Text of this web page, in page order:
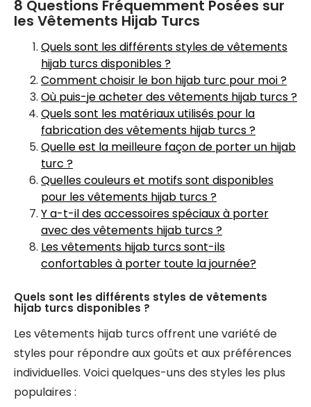
8 Questions Fréquemment Posées sur
les Vêtements Hijab Turcs
Quels sont les différents styles de vêtements
hijab turcs disponibles ?
Comment choisir le bon hijab turc pour moi ?
Où puis-je acheter des vêtements hijab turcs ?
Quels sont les matériaux utilisés pour la
fabrication des vêtements hijab turcs ?
Quelle est la meilleure façon de porter un hijab
turc ?
Quelles couleurs et motifs sont disponibles
pour les vêtements hijab turcs ?
Y a-t-il des accessoires spéciaux à porter
avec des vêtements hijab turcs ?
Les vêtements hijab turcs sont-ils
confortables à porter toute la journée?
Quels sont les différents styles de vêtements
hijab turcs disponibles ?
Les vêtements hijab turcs offrent une variété de
styles pour répondre aux goûts et aux préférences
individuelles. Voici quelques-uns des styles les plus
populaires :